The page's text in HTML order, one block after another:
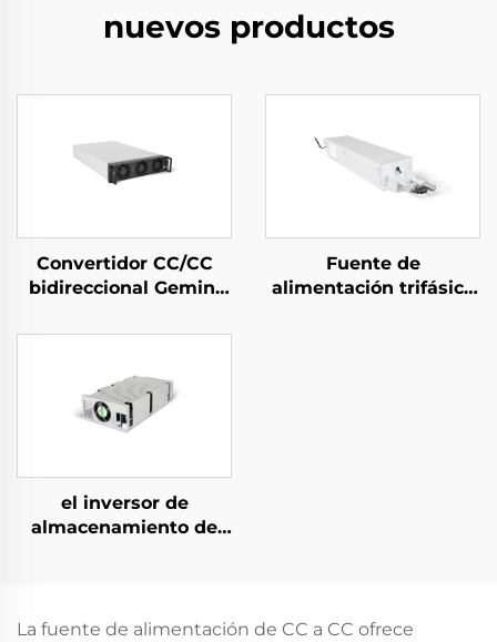
nuevos productos
Convertidor CC/CC
bidireccional Gemini
Fuente de
alimentación trifásica
el inversor de
almacenamiento de
La fuente de alimentación de CC a CC ofrece